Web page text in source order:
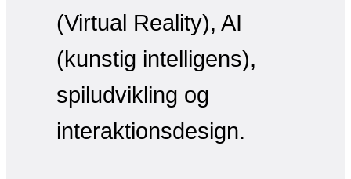
(Virtual Reality), AI
(kunstig intelligens),
spiludvikling og
interaktionsdesign.